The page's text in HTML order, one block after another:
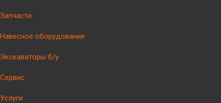
Запчасти
Навесное оборудование
Экскаваторы б/у
Сервис
Услуги